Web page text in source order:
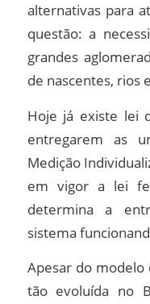
alternativas para
questão: a
grandes
de nascentes, rios
Hoje já existe lei
entregarem as
Medição
em vigor a lei
determina a
sistema
Apesar do
tão evoluída no